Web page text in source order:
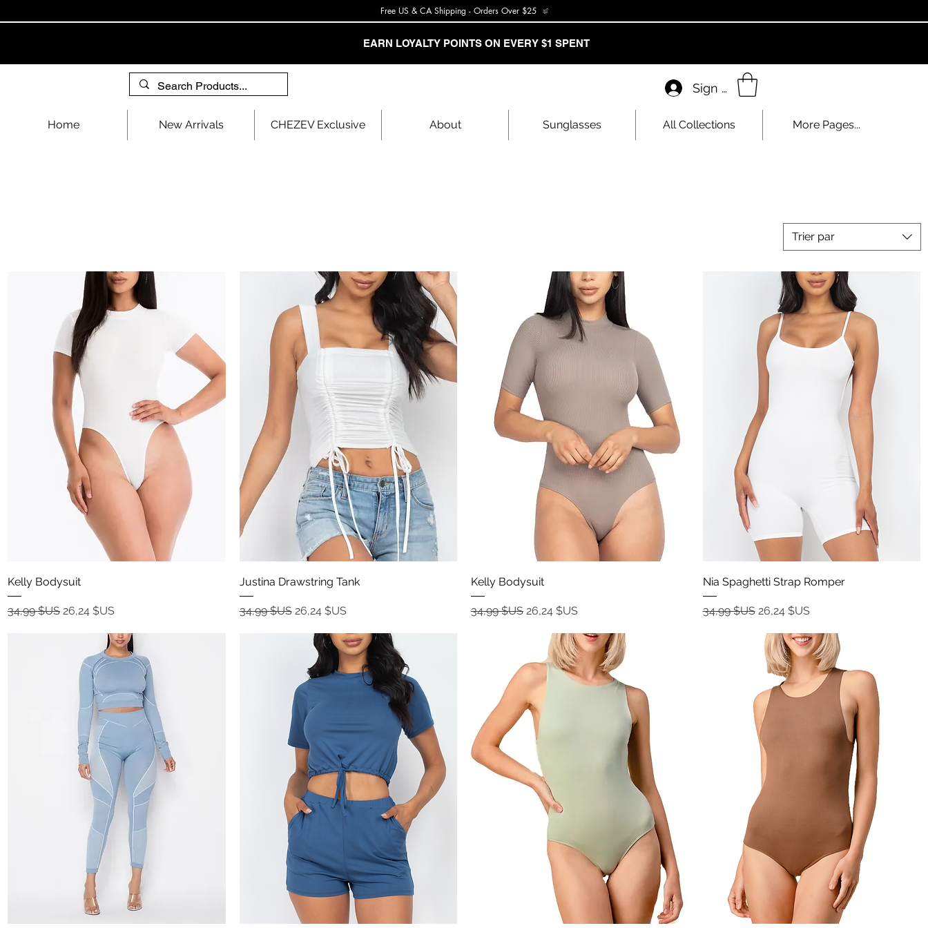
Free US & CA Shipping - Orders Over $25
EARN LOYALTY POINTS ON EVERY $1 SPENT
Sign In
Home New Arrivals CHEZEV Exclusive About Sunglasses All Collections More Pages...
Trier par
Kelly Bodysuit
Prix original
34,99 $US Prix promotionnel
26,24 $US
Aperçu rapide
Justina Drawstring Tank
Prix original
34,99 $US Prix promotionnel
26,24 $US
Kelly Bodysuit
Prix original
34,99 $US Prix promotionnel
26,24 $US
Aperçu rapide
Nia Spaghetti Strap Romper
Prix original
34,99 $US Prix promotionnel
26,24 $US